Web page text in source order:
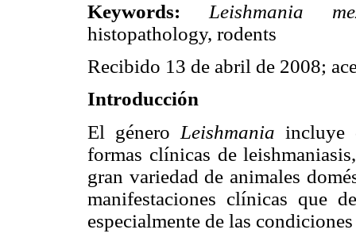
Keywords:
Leishmania
histopathology, rodents
Recibido 13 de abril de 2008;
Introducción
El género Leishmania incluye
formas clínicas de
gran variedad de animales
manifestaciones clínicas que
especialmente de las